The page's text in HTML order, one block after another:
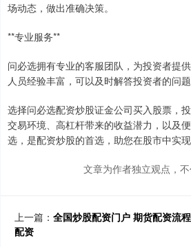
场动态，做出准确决策。
**专业服务**
问必选拥有专业的客服团队，为投资者提
人员经验丰富，可以及时解答投资者的问题
选择问必选配资炒股证金公司买入股票，
交易环境、高杠杆带来的收益潜力，以及
选，是配资炒股的首选，助您在股市中实现
文章为作者独立观点，
上一篇： 全国炒股配资门户 期货配资流
配资